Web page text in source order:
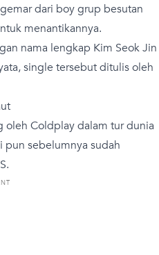
dari boy grup besutan
menantikannya.
nama lengkap Kim Seok Jin
single tersebut ditulis oleh
oleh Coldplay dalam tur dunia
pun sebelumnya sudah